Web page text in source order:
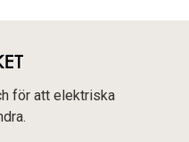
för att elektriska